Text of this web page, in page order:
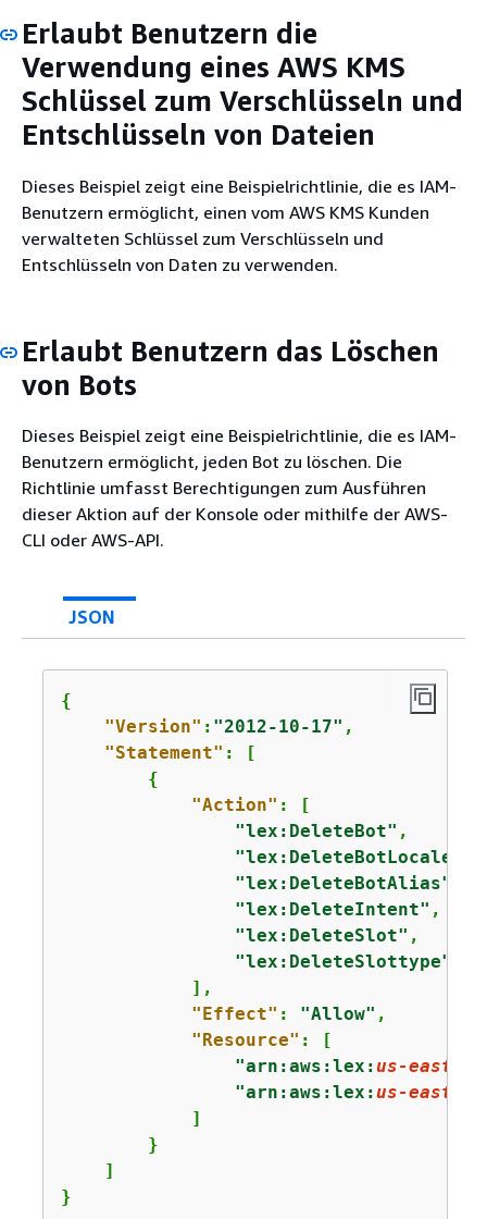
Erlaubt Benutzern die
Verwendung eines AWS KMS
Schlüssel zum Verschlüsseln und
Entschlüsseln von Dateien
Dieses Beispiel zeigt eine Beispielrichtlinie, die es IAM-
Benutzern ermöglicht, einen vom AWS KMS Kunden
verwalteten Schlüssel zum Verschlüsseln und
Entschlüsseln von Daten zu verwenden.
Erlaubt Benutzern das Löschen
von Bots
Dieses Beispiel zeigt eine Beispielrichtlinie, die es IAM-
Benutzern ermöglicht, jeden Bot zu löschen. Die
Richtlinie umfasst Berechtigungen zum Ausführen
dieser Aktion auf der Konsole oder mithilfe der AWS-
CLI oder AWS-API.
JSON
{
"Version" : "2012-10-17" ,
"Statement" : [
{
"Action" : [
"lex:DeleteBot" ,
"lex:DeleteBotLocale"
"lex:DeleteBotAlias"
"lex:DeleteIntent" ,
"lex:DeleteSlot" ,
"lex:DeleteSlottype"
            ],
"Effect" : "Allow" ,
"Resource" : [
"arn:aws:lex:us-east-1
"arn:aws:lex:us-east-1
            ]
        }
    ]
}